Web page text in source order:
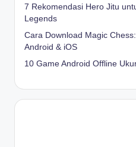
7 Rekomendasi Hero Jitu
Legends
Cara Download Magic
Android & iOS
10 Game Android Offline